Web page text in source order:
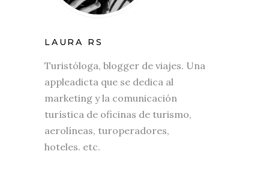
LAURA RS
Turistóloga, blogger de viajes. Una
appleadicta que se dedica al
marketing y la comunicación
turística de oficinas de turismo,
aerolíneas, turoperadores,
hoteles. etc.